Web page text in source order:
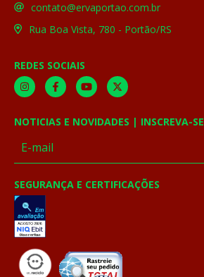
contato@ervaportao.com.br
Rua Boa Vista, 780 - Portão/RS
REDES SOCIAIS
NOTICIAS E NOVIDADES | INSCREVA-SE
SEGURANÇA E CERTIFICAÇÕES